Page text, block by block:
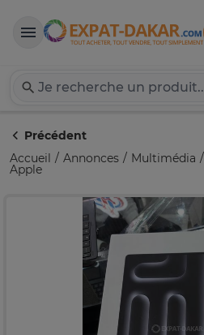
Expat-Dakar
Précédent
Accueil
Annonces Multimédia
Apple